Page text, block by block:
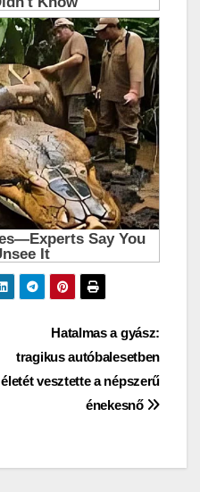
Hatalmas a gyász:
tragikus autóbalesetben
életét vesztette a népszerű
énekesnő